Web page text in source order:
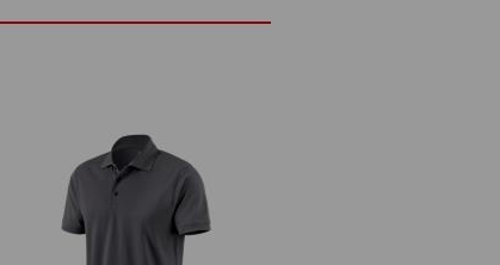
elegantem Piqué-Material